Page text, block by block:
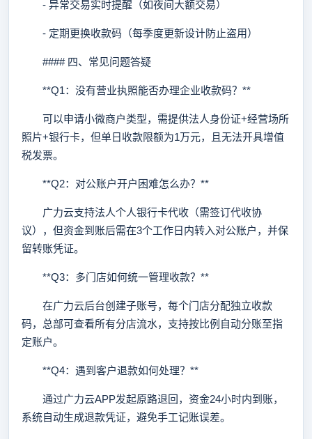
- 异常交易实时提醒（如夜间大额交易）
- 定期更换收款码（每季度更新设计防止盗用）
#### 四、常见问题答疑
**Q1：没有营业执照能否办理企业收款码？**
可以申请小微商户类型，需提供法人身份证+经营场所
照片+银行卡，但单日收款限额为1万元，且无法开具增值
税发票。
**Q2：对公账户开户困难怎么办？**
广力云支持法人个人银行卡代收（需签订代收协
议），但资金到账后需在3个工作日内转入对公账户，并保
留转账凭证。
**Q3：多门店如何统一管理收款？**
在广力云后台创建子账号，每个门店分配独立收款
码，总部可查看所有分店流水，支持按比例自动分账至指
定账户。
**Q4：遇到客户退款如何处理？**
通过广力云APP发起原路退回，资金24小时内到账，
系统自动生成退款凭证，避免手工记账误差。